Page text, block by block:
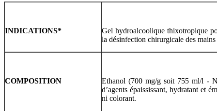
INDICATIONS*
Gel hydroalcoolique thixotropique
la désinfection chirurgicale des
COMPOSITION
Ethanol (700 mg/g soit 755 ml/l -
d’agents épaississant, hydratant et
ni colorant.